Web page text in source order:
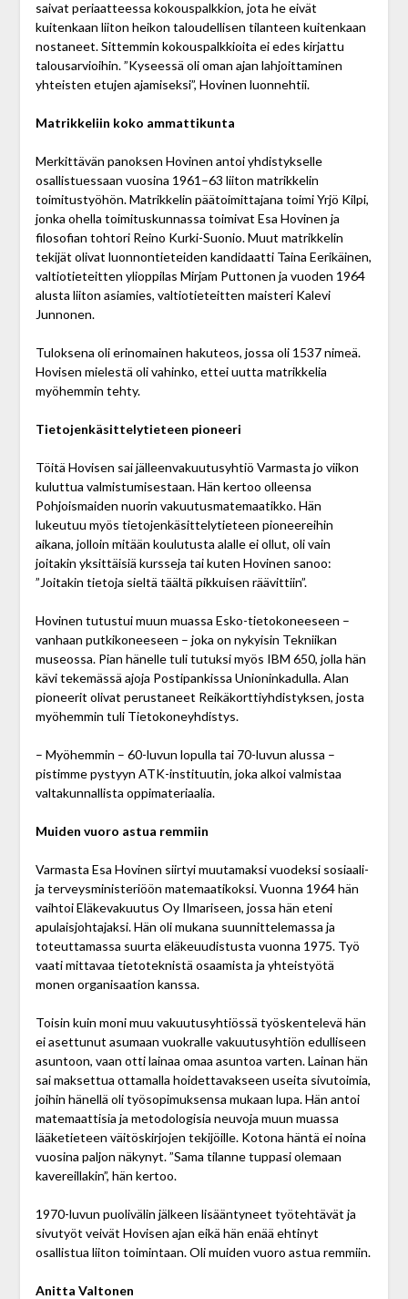
saivat periaatteessa kokouspalkkion, jota he eivät
kuitenkaan liiton heikon taloudellisen tilanteen kuitenkaan
nostaneet. Sittemmin kokouspalkkioita ei edes kirjattu
talousarvioihin. ”Kyseessä oli oman ajan lahjoittaminen
yhteisten etujen ajamiseksi”, Hovinen luonnehtii.
Matrikkeliin koko ammattikunta
Merkittävän panoksen Hovinen antoi yhdistykselle
osallistuessaan vuosina 1961–63 liiton matrikkelin
toimitustyöhön. Matrikkelin päätoimittajana toimi Yrjö Kilpi,
jonka ohella toimituskunnassa toimivat Esa Hovinen ja
filosofian tohtori Reino Kurki-Suonio. Muut matrikkelin
tekijät olivat luonnontieteiden kandidaatti Taina Eerikäinen,
valtiotieteitten ylioppilas Mirjam Puttonen ja vuoden 1964
alusta liiton asiamies, valtiotieteitten maisteri Kalevi
Junnonen.
Tuloksena oli erinomainen hakuteos, jossa oli 1537 nimeä.
Hovisen mielestä oli vahinko, ettei uutta matrikkelia
myöhemmin tehty.
Tietojenkäsittelytieteen pioneeri
Töitä Hovisen sai jälleenvakuutusyhtiö Varmasta jo viikon
kuluttua valmistumisestaan. Hän kertoo olleensa
Pohjoismaiden nuorin vakuutusmatemaatikko. Hän
lukeutuu myös tietojenkäsittelytieteen pioneereihin
aikana, jolloin mitään koulutusta alalle ei ollut, oli vain
joitakin yksittäisiä kursseja tai kuten Hovinen sanoo:
”Joitakin tietoja sieltä täältä pikkuisen räävittiin”.
Hovinen tutustui muun muassa Esko-tietokoneeseen –
vanhaan putkikoneeseen – joka on nykyisin Tekniikan
museossa. Pian hänelle tuli tutuksi myös IBM 650, jolla hän
kävi tekemässä ajoja Postipankissa Unioninkadulla. Alan
pioneerit olivat perustaneet Reikäkorttiyhdistyksen, josta
myöhemmin tuli Tietokoneyhdistys.
– Myöhemmin – 60-luvun lopulla tai 70-luvun alussa –
pistimme pystyyn ATK-instituutin, joka alkoi valmistaa
valtakunnallista oppimateriaalia.
Muiden vuoro astua remmiin
Varmasta Esa Hovinen siirtyi muutamaksi vuodeksi sosiaali-
ja terveysministeriöön matemaatikoksi. Vuonna 1964 hän
vaihtoi Eläkevakuutus Oy Ilmariseen, jossa hän eteni
apulaisjohtajaksi. Hän oli mukana suunnittelemassa ja
toteuttamassa suurta eläkeuudistusta vuonna 1975. Työ
vaati mittavaa tietoteknistä osaamista ja yhteistyötä
monen organisaation kanssa.
Toisin kuin moni muu vakuutusyhtiössä työskentelevä hän
ei asettunut asumaan vuokralle vakuutusyhtiön edulliseen
asuntoon, vaan otti lainaa omaa asuntoa varten. Lainan hän
sai maksettua ottamalla hoidettavakseen useita sivutoimia,
joihin hänellä oli työsopimuksensa mukaan lupa. Hän antoi
matemaattisia ja metodologisia neuvoja muun muassa
lääketieteen väitöskirjojen tekijöille. Kotona häntä ei noina
vuosina paljon näkynyt. ”Sama tilanne tuppasi olemaan
kavereillakin”, hän kertoo.
1970-luvun puolivälin jälkeen lisääntyneet työtehtävät ja
sivutyöt veivät Hovisen ajan eikä hän enää ehtinyt
osallistua liiton toimintaan. Oli muiden vuoro astua remmiin.
Anitta Valtonen